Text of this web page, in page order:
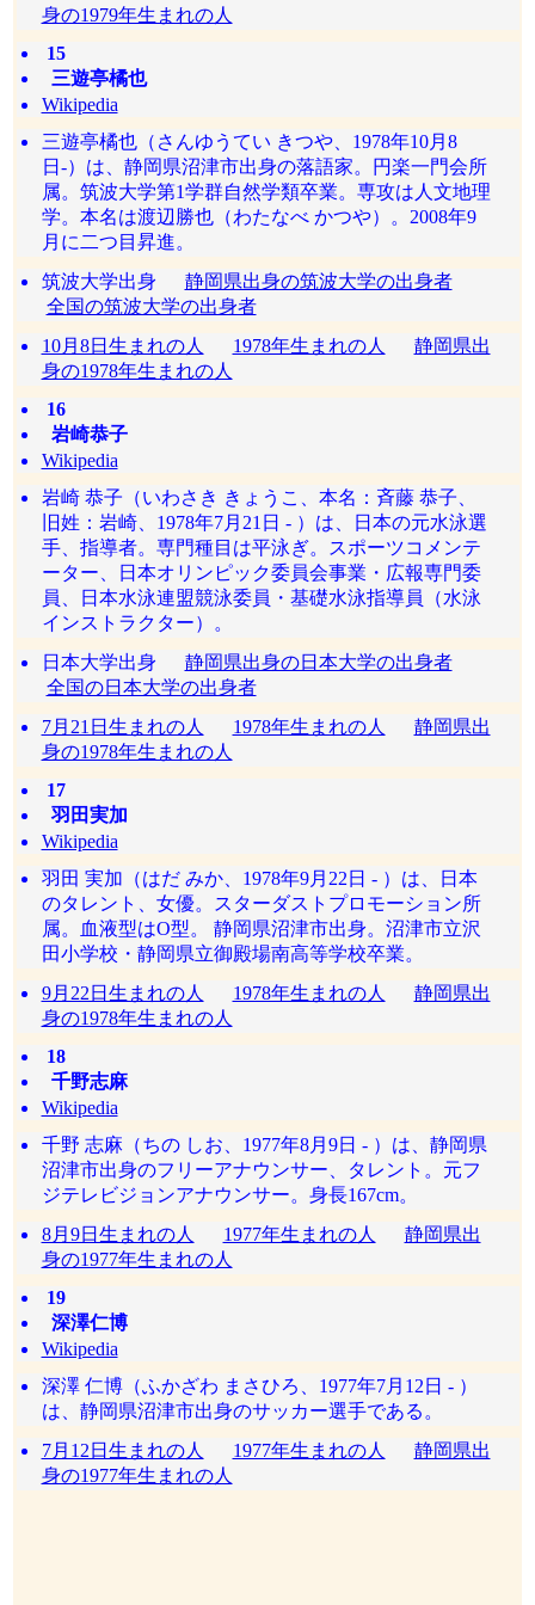
身の1979年生まれの人
15
三遊亭橘也
Wikipedia
三遊亭橘也（さんゆうてい きつや、1978年10月8
日-）は、静岡県沼津市出身の落語家。円楽一門会所
属。筑波大学第1学群自然学類卒業。専攻は人文地理
学。本名は渡辺勝也（わたなべ かつや）。2008年9
月に二つ目昇進。
筑波大学出身 静岡県出身の筑波大学の出身者
全国の筑波大学の出身者
10月8日生まれの人
1978年生まれの人
静岡県出
身の1978年生まれの人
16
岩崎恭子
Wikipedia
岩崎 恭子（いわさき きょうこ、本名：斉藤 恭子、
旧姓：岩崎、1978年7月21日 - ）は、日本の元水泳選
手、指導者。専門種目は平泳ぎ。スポーツコメンテ
ーター、日本オリンピック委員会事業・広報専門委
員、日本水泳連盟競泳委員・基礎水泳指導員（水泳
インストラクター）。
日本大学出身 静岡県出身の日本大学の出身者
全国の日本大学の出身者
7月21日生まれの人
1978年生まれの人
静岡県出
身の1978年生まれの人
17
羽田実加
Wikipedia
羽田 実加（はだ みか、1978年9月22日 - ）は、日本
のタレント、女優。スターダストプロモーション所
属。血液型はO型。 静岡県沼津市出身。沼津市立沢
田小学校・静岡県立御殿場南高等学校卒業。
9月22日生まれの人
1978年生まれの人
静岡県出
身の1978年生まれの人
18
千野志麻
Wikipedia
千野 志麻（ちの しお、1977年8月9日 - ）は、静岡県
沼津市出身のフリーアナウンサー、タレント。元フ
ジテレビジョンアナウンサー。身長167cm。
8月9日生まれの人
1977年生まれの人
静岡県出
身の1977年生まれの人
19
深澤仁博
Wikipedia
深澤 仁博（ふかざわ まさひろ、1977年7月12日 - ）
は、静岡県沼津市出身のサッカー選手である。
7月12日生まれの人
1977年生まれの人
静岡県出
身の1977年生まれの人